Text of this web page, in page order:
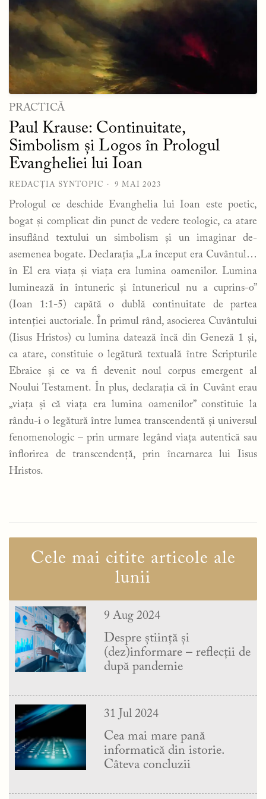
PRACTICĂ
Paul Krause: Continuitate,
Simbolism și Logos în Prologul
Evangheliei lui Ioan
REDACȚIA SYNTOPIC 9 MAI 2023
Prologul ce deschide Evanghelia lui Ioan este poetic,
bogat și complicat din punct de vedere teologic, ca atare
insuflând textului un simbolism și un imaginar de-
asemenea bogate. Declarația „La început era Cuvântul…
în El era viața și viața era lumina oamenilor. Lumina
luminează în întuneric și întunericul nu a cuprins-o”
(Ioan 1:1-5) capătă o dublă continuitate de partea
intenției auctoriale. În primul rând, asocierea Cuvântului
(Iisus Hristos) cu lumina datează încă din Geneză 1 și,
ca atare, constituie o legătură textuală între Scripturile
Ebraice și ce va fi devenit noul corpus emergent al
Noului Testament. În plus, declarația că în Cuvânt erau
„viața și că viața era lumina oamenilor” constituie la
rându-i o legătură între lumea transcendentă și universul
fenomenologic – prin urmare legând viața autentică sau
înflorirea de transcendență, prin încarnarea lui Iisus
Hristos.
Cele mai citite articole ale
lunii
9 Aug 2024
Despre știință și
(dez)informare – reflecții de
după pandemie
31 Jul 2024
Cea mai mare pană
informatică din istorie.
Câteva concluzii